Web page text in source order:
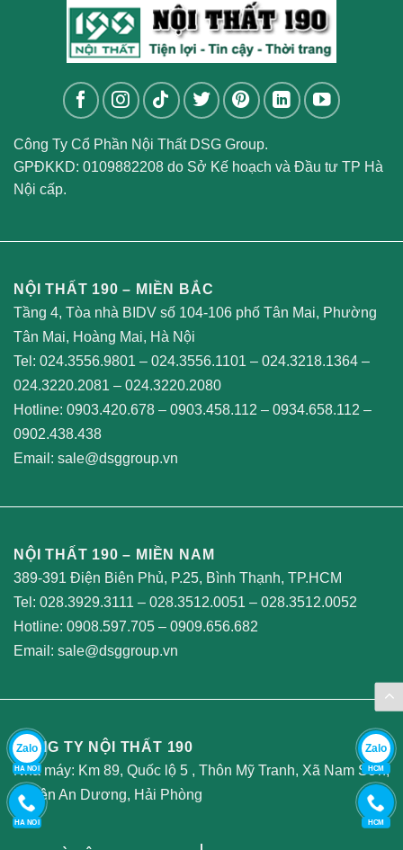
Công Ty Cổ Phần Nội Thất DSG Group.
GPĐKKD: 0109882208 do Sở Kế hoạch và Đầu tư TP Hà
Nội cấp.
NỘI THẤT 190 – MIỀN BẮC
Tầng 4, Tòa nhà BIDV số 104-106 phố Tân Mai, Phường
Tân Mai, Hoàng Mai, Hà Nội
Tel: 024.3556.9801 – 024.3556.1101 – 024.3218.1364 –
024.3220.2081 – 024.3220.2080
Hotline: 0903.420.678 – 0903.458.112 – 0934.658.112 –
0902.438.438
Email: sale@dsggroup.vn
NỘI THẤT 190 – MIỀN NAM
389-391 Điện Biên Phủ, P.25, Bình Thạnh, TP.HCM
Tel: 028.3929.3111 – 028.3512.0051 – 028.3512.0052
Hotline: 0908.597.705 – 0909.656.682
Email: sale@dsggroup.vn
CÔNG TY NỘI THẤT 190
Nhà máy: Km 89, Quốc lộ 5 , Thôn Mỹ Tranh, Xã Nam Sơn,
Huyện An Dương, Hải Phòng
Zalo
HA NOI
HA NOI
Zalo
HCM
HCM